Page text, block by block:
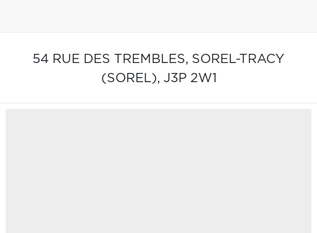
54 RUE DES TREMBLES, SOREL-TRACY
(SOREL), J3P 2W1